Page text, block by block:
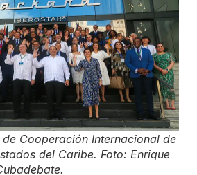
Cooperación Internacional de
del Caribe. Foto: Enrique